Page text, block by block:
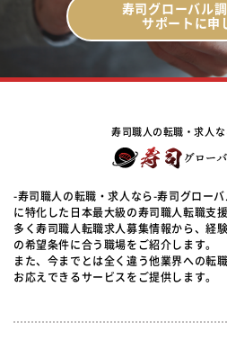
寿司グローバル
サポートに申
寿司職人の転職・求人
-寿司職人の転職・求人なら-寿司グロー
に特化した日本最大級の寿司職人転職支
多く寿司職人転職求人募集情報から、経
の希望条件に合う職場をご紹介します。
また、今までとは全く違う他業界への転
お応えできるサービスをご提供します。